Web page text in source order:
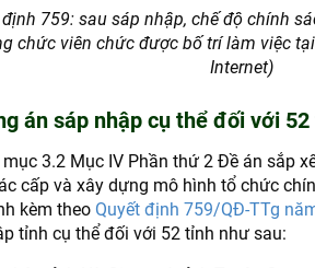
định 759: sau sáp nhập, chế độ chính
chức viên chức được bố trí làm việc
Internet)
án sáp nhập cụ thể đối với
3.2 Mục IV Phần thứ 2 Đề án sắp
cấp và xây dựng mô hình tổ chức
kèm theo Quyết định 759/QĐ-TTg
tỉnh cụ thể đối với 52 tỉnh như sau: